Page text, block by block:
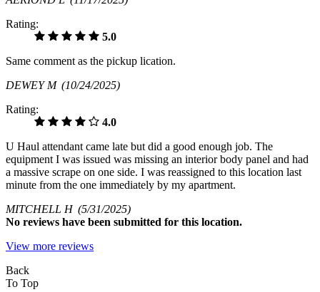
Rating:
5.0
Same comment as the pickup lication.
DEWEY M (10/24/2025)
Rating:
4.0
U Haul attendant came late but did a good enough job. The
equipment I was issued was missing an interior body panel and had
a massive scrape on one side. I was reassigned to this location last
minute from the one immediately by my apartment.
MITCHELL H (5/31/2025)
No reviews have been submitted for this location.
View more reviews
Back
To Top